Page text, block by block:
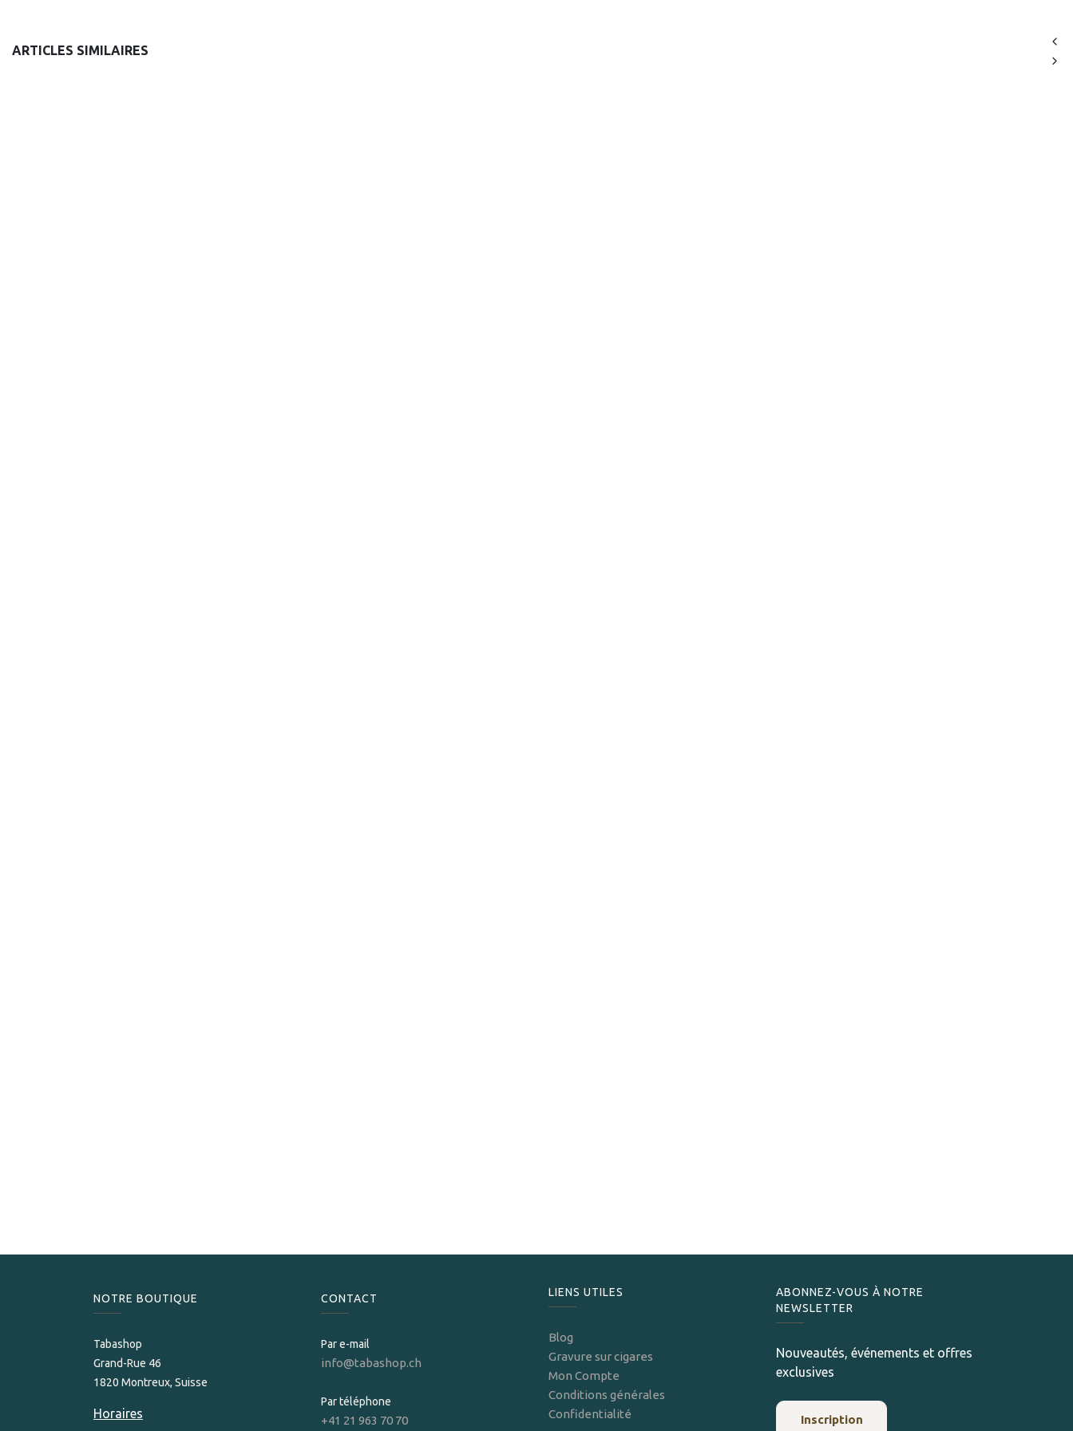
ARTICLES SIMILAIRES
NOTRE BOUTIQUE
Tabashop
Grand-Rue 46
1820 Montreux, Suisse
Horaires
CONTACT
Par e-mail
info@tabashop.ch
Par téléphone
+41 21 963 70 70
LIENS UTILES
Blog
Gravure sur cigares
Mon Compte
Conditions générales
Confidentialité
ABONNEZ-VOUS À NOTRE
NEWSLETTER
Nouveautés, événements et offres
exclusives
Inscription